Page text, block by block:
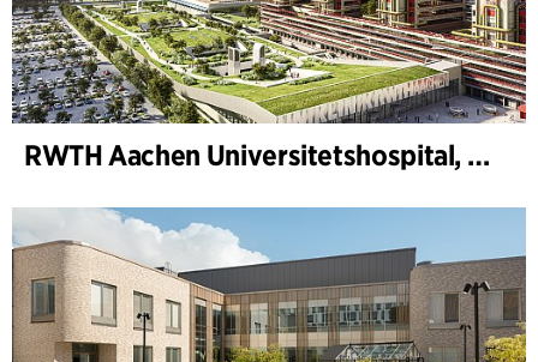
RWTH Aachen Universitetshospital, utvidelse